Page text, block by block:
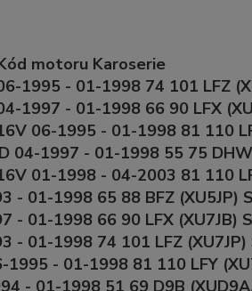
motoru Karoserie
1995 - 01-1998 74 101 LFZ
1997 - 01-1998 66 90 LFX
06-1995 - 01-1998 81 110
04-1997 - 01-1998 55 75
01-1998 - 04-2003 81 110
- 01-1998 65 88 BFZ (XU5JP)
- 01-1998 66 90 LFX (XU7JB)
- 01-1998 74 101 LFZ
1995 - 01-1998 81 110 LFY
- 01-1998 51 69 D9B